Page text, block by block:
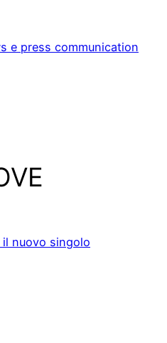
e press communication